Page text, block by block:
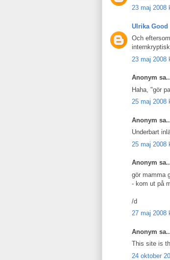
23 maj 2008
Ulrika Good
Och
23 maj 2008
Anonym
Haha, "gör
25 maj 2008
Anonym
Underbart
25 maj 2008
Anonym
gör mamma
- kom ut på
/d
27 maj 2008
Anonym
This site is
24 oktober